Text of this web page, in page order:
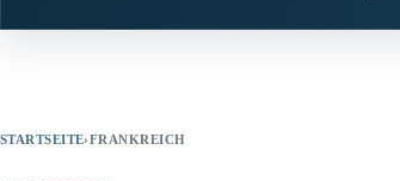
STARTSEITE›FRANKREICH